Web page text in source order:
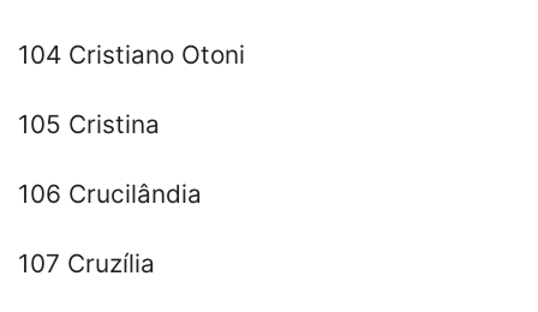
104 Cristiano Otoni
105 Cristina
106 Crucilândia
107 Cruzília